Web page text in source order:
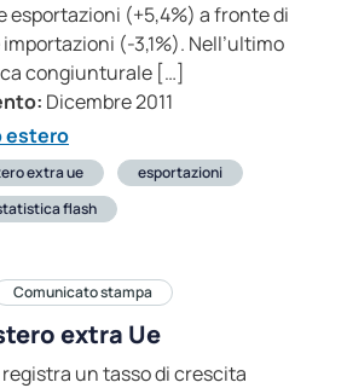
(+5,4%) a fronte di
(-3,1%). Nell’ultimo
congiunturale […]
Dicembre 2011
estero
extra ue
esportazioni
flash
Comunicato stampa
extra Ue
registra un tasso di crescita